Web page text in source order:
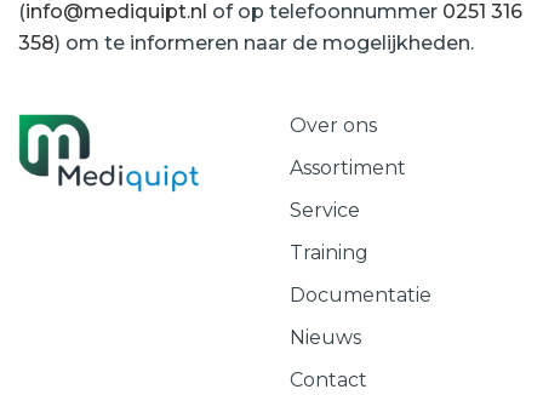
(info@mediquipt.nl of op telefoonnummer 0251 316
358) om te informeren naar de mogelijkheden.
Over ons
Assortiment
Service
Training
Documentatie
Nieuws
Contact